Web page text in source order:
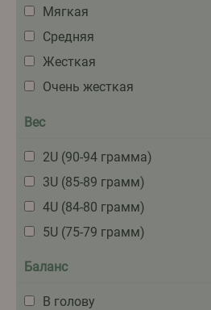
Мягкая
Средняя
Жесткая
Очень жесткая
Вес
2U (90-94 грамма)
3U (85-89 грамм)
4U (84-80 грамм)
5U (75-79 грамм)
Баланс
В голову